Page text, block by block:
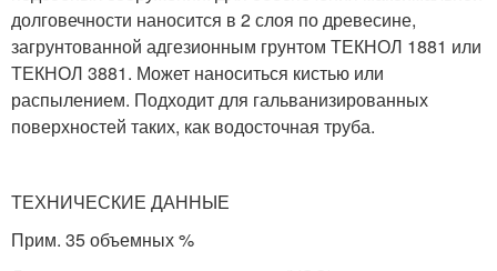
долговечности наносится в 2 слоя по древесине,
загрунтованной адгезионным грунтом ТЕКНОЛ 1881 или
ТЕКНОЛ 3881. Может наноситься кистью или
распылением. Подходит для гальванизированных
поверхностей таких, как водосточная труба.
ТЕХНИЧЕСКИЕ ДАННЫЕ
Прим. 35 объемных %